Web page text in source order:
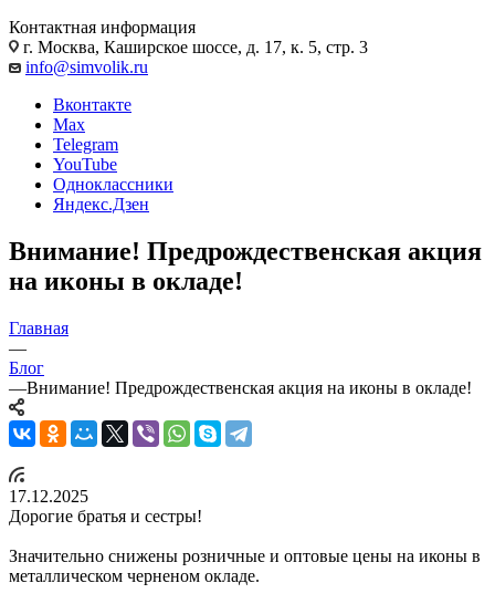
Контактная информация
г. Москва, Каширское шоссе, д. 17, к. 5, стр. 3
info@simvolik.ru
Вконтакте
Max
Telegram
YouTube
Одноклассники
Яндекс.Дзен
Внимание! Предрождественская акция
на иконы в окладе!
Главная
—
Блог
—Внимание! Предрождественская акция на иконы в окладе!
17.12.2025
Дорогие братья и сестры!
Значительно снижены розничные и оптовые цены на иконы в
металлическом черненом окладе.